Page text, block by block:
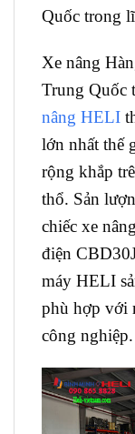
Quốc trong
Xe nâng
Trung Quốc
nâng HELI
lớn nhất thế
rộng khắp
thổ. Sản
chiếc xe
điện
máy HELI
phù hợp với
công nghiệp.